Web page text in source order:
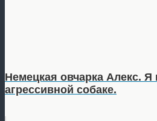
Немецкая овчарка Алекс.
агрессивной собаке.